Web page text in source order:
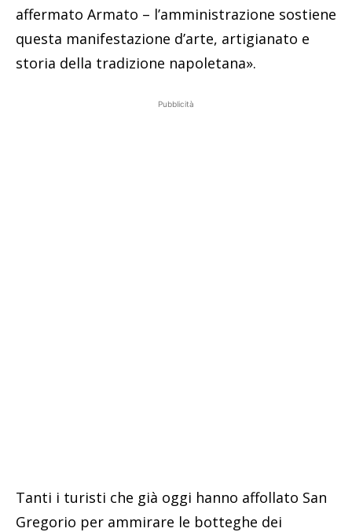
affermato Armato – l’amministrazione sostiene
questa manifestazione d’arte, artigianato e
storia della tradizione napoletana».
Pubblicità
Tanti i turisti che già oggi hanno affollato San
Gregorio per ammirare le botteghe dei